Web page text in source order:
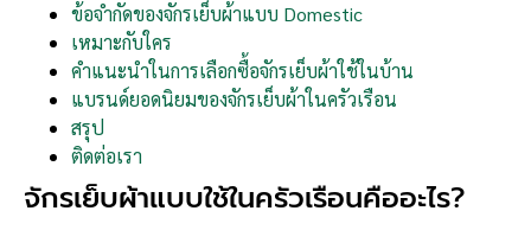
ข้อจำกัดของจักรเย็บผ้าแบบ Domestic
เหมาะกับใคร
คำแนะนำในการเลือกซื้อจักรเย็บผ้าใช้ในบ้าน
แบรนด์ยอดนิยมของจักรเย็บผ้าในครัวเรือน
สรุป
ติดต่อเรา
จักรเย็บผ้าแบบใช้ในครัวเรือนคืออะไร?